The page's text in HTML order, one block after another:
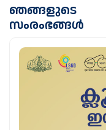
ഞങ്ങളുടെ
സംരംഭങ്ങൾ